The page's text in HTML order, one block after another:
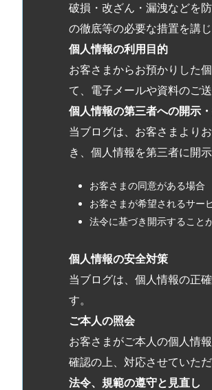
破損・改ざん・漏洩などを
の徹底等の必要な措置を講
個人情報の利用目的
お客さまからお預かりした
て、電子メールや資料のご
個人情報の第三者への開示
当ブログは、お客さまより
き、個人情報を第三者に開示
お客さまの同意がある場合
お客さまが希望されるサー
法令に基づき開示すること
個人情報の安全対策
当ブログは、個人情報の正
す。
ご本人の照会
お客さまがご本人の個人情
確認の上、対応させていただ
法令、規範の遵守と見直し